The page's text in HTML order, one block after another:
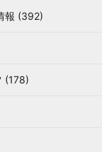
報 (392)
(178)